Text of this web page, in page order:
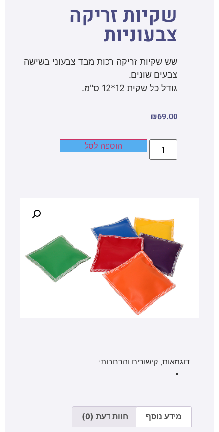
שקיות זריקה
צבעוניות
שש שקיות זריקה רכות מבד צבעוני בשישה
צבעים שונים.
גודל כל שקית 12*12 ס"מ.
₪69.00
הוספה לסל
דוגמאות, קישורים והרחבות:
מידע נוסף חוות דעת (0)